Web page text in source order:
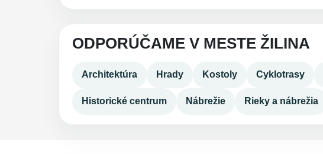
ODPORÚČAME V MESTE ŽILINA
Architektúra Hrady Kostoly Cyklotrasy
Historické centrum Nábrežie Rieky a nábrežia